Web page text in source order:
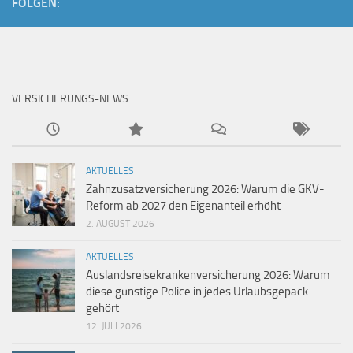
VERSICHERUNGS-NEWS
AKTUELLES
Zahnzusatzversicherung 2026: Warum die GKV-
Reform ab 2027 den Eigenanteil erhöht
2. AUGUST 2026
AKTUELLES
Auslandsreisekrankenversicherung 2026: Warum
diese günstige Police in jedes Urlaubsgepäck
gehört
12. JULI 2026